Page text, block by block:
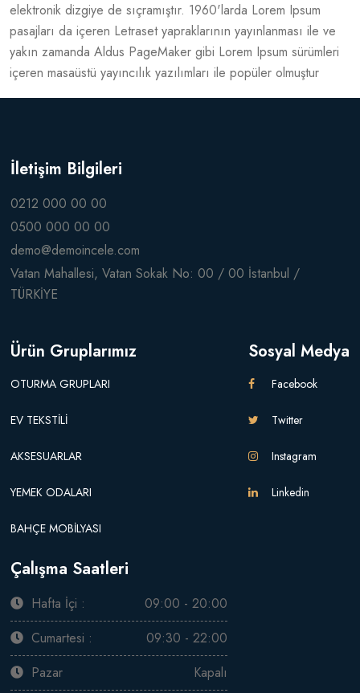
elektronik dizgiye de sıçramıştır. 1960'larda Lorem Ipsum
pasajları da içeren Letraset yapraklarının yayınlanması ile ve
yakın zamanda Aldus PageMaker gibi Lorem Ipsum sürümleri
içeren masaüstü yayıncılık yazılımları ile popüler olmuştur
İletişim Bilgileri
0212 000 00 00
0500 000 00 00
demo@demoincele.com
Vatan Mahallesi, Vatan Sokak No: 00 / 00 İstanbul /
TÜRKİYE
Ürün Gruplarımız
OTURMA GRUPLARI
EV TEKSTİLİ
AKSESUARLAR
YEMEK ODALARI
BAHÇE MOBİLYASI
Sosyal Medya
Facebook
Twitter
Instagram
Linkedin
Çalışma Saatleri
Hafta İçi :
09:00 - 20:00
Cumartesi :
09:30 - 22:00
Pazar
Kapalı